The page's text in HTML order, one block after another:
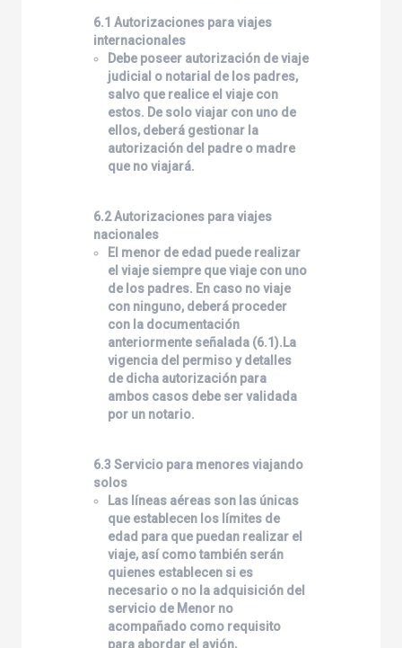
6.1 Autorizaciones para viajes
internacionales
Debe poseer autorización de viaje
judicial o notarial de los padres,
salvo que realice el viaje con
estos. De solo viajar con uno de
ellos, deberá gestionar la
autorización del padre o madre
que no viajará.
6.2 Autorizaciones para viajes
nacionales
El menor de edad puede realizar
el viaje siempre que viaje con uno
de los padres. En caso no viaje
con ninguno, deberá proceder
con la documentación
anteriormente señalada (6.1).La
vigencia del permiso y detalles
de dicha autorización para
ambos casos debe ser validada
por un notario.
6.3 Servicio para menores viajando
solos
Las líneas aéreas son las únicas
que establecen los límites de
edad para que puedan realizar el
viaje, así como también serán
quienes establecen si es
necesario o no la adquisición del
servicio de Menor no
acompañado como requisito
para abordar el avión,